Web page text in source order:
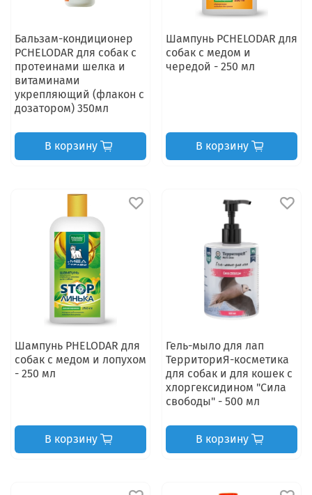
Бальзам-кондиционер
PCHELODAR для собак с
протеинами шелка и
витаминами
укрепляющий (флакон с
дозатором) 350мл
В корзину
Шампунь PCHELODAR для
собак с медом и
чередой - 250 мл
В корзину
Шампунь PHELODAR для
собак с медом и лопухом
- 250 мл
В корзину
Гель-мыло для лап
ТерриториЯ-косметика
для собак и для кошек с
хлоргексидином "Сила
свободы" - 500 мл
В корзину